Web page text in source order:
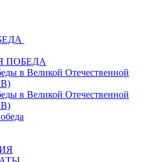
ПОБЕДА
в Великой Отечественной
в Великой Отечественной